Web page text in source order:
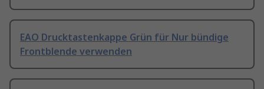
EAO Drucktastenkappe Grün für Nur bündige
Frontblende verwenden